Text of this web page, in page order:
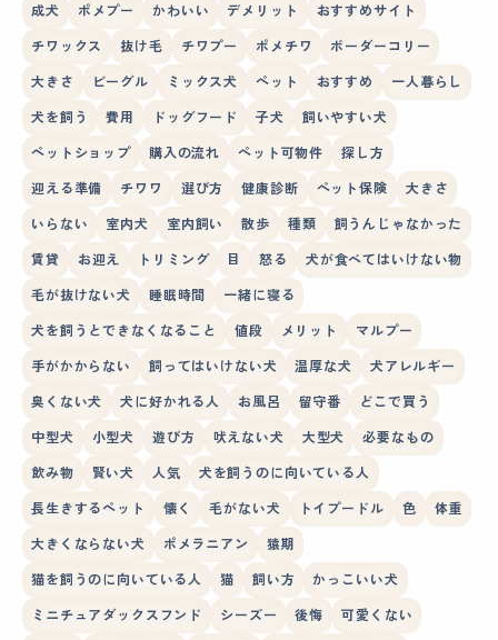
成犬 ポメプー かわいい デメリット おすすめサイト
チワックス 抜け毛 チワプー ポメチワ ボーダーコリー
大きさ ビーグル ミックス犬 ペット おすすめ 一人暮らし
犬を飼う 費用 ドッグフード 子犬 飼いやすい犬
ペットショップ 購入の流れ ペット可物件 探し方
迎える準備 チワワ 選び方 健康診断 ペット保険 大きさ
いらない 室内犬 室内飼い 散歩 種類 飼うんじゃなかった
賃貸 お迎え トリミング 目 怒る 犬が食べてはいけない物
毛が抜けない犬 睡眠時間 一緒に寝る
犬を飼うとできなくなること 値段 メリット マルプー
手がかからない 飼ってはいけない犬 温厚な犬 犬アレルギー
臭くない犬 犬に好かれる人 お風呂 留守番 どこで買う
中型犬 小型犬 遊び方 吠えない犬 大型犬 必要なもの
飲み物 賢い犬 人気 犬を飼うのに向いている人
長生きするペット 懐く 毛がない犬 トイプードル 色 体重
大きくならない犬 ポメラニアン 猿期
猫を飼うのに向いている人 猫 飼い方 かっこいい犬
ミニチュアダックスフンド シーズー 後悔 可愛くない